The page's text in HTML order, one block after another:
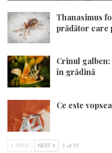
Thanasimus
prădător care
Crinul
în grădină
Ce este
PREV NEXT 1 of 55